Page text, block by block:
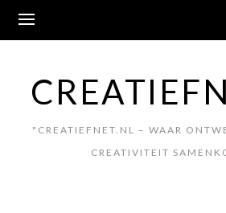
content
"CREATIEFNET.NL – WAAR
CREATIVITEIT